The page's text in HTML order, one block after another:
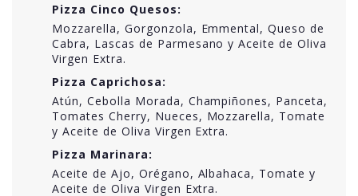
Pizza Cinco Quesos:
Mozzarella, Gorgonzola, Emmental, Queso de
Cabra, Lascas de Parmesano y Aceite de Oliva
Virgen Extra.
Pizza Caprichosa:
Atún, Cebolla Morada, Champiñones, Panceta,
Tomates Cherry, Nueces, Mozzarella, Tomate
y Aceite de Oliva Virgen Extra.
Pizza Marinara:
Aceite de Ajo, Orégano, Albahaca, Tomate y
Aceite de Oliva Virgen Extra.